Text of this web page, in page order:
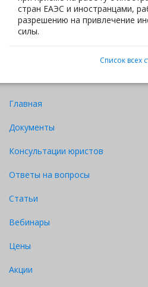
стран ЕАЭС и иностранцами,
разрешению на привлечение
силы.
Список всех
Главная
Документы
Консультации юристов
Ответы на вопросы
Статьи
Вебинары
Цены
Акции